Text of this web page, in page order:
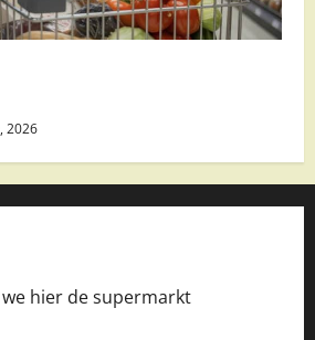
2026
hier de supermarkt